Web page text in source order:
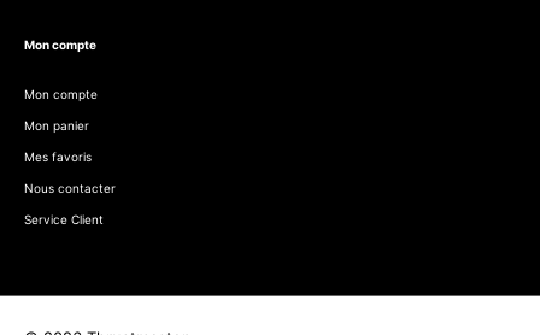
Mon compte
Mon compte
Mon panier
Mes favoris
Nous contacter
Service Client